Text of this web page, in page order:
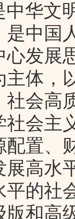
华文
是中国
心发展
主体，
社会高
社会主
配置、
展高水
平的社
版和高